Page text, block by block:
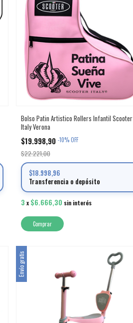
Bolso Patin Artistico Rollers Infantil Scooter
Italy Verona
$19.998,90 -10%OFF
$22.221,00
$18.998,96
Transferencia o depósito
3 x $6.666,30 sin interés
Comprar
Envío gratis